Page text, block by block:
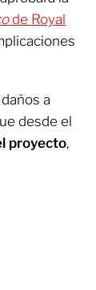
de Royal
a
desde el
proyecto,